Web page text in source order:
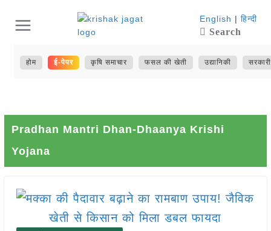
content
English | हिन्दी
Search
होम ई-पेपर कृषि समाचार फसल की खेती उद्यानिकी
Pradhan Mantri Dhan-Dhaanya Krishi
Yojana